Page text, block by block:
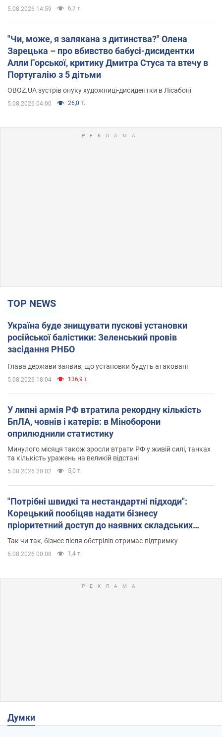
5.08.2026 14:59 6,7 т.
"Чи, може, я залякана з дитинства?" Олена
Зарецька – про вбивство бабусі-дисидентки
Алли Горської, критику Дмитра Стуса та втечу в
Португалію з 5 дітьми
OBOZ.UA зустрів онуку художниці-дисидентки в Лісабоні
5.08.2026 04:00 26,0 т.
TOP NEWS
Україна буде знищувати пускові установки
російської балістики: Зеленський провів
засідання РНБО
Глава держави заявив, що установки будуть атаковані
5.08.2026 18:04 136,9 т.
У липні армія РФ втратила рекордну кількість
БпЛА, човнів і катерів: в Міноборони
оприлюднили статистику
Минулого місяця також зросли втрати РФ у живій силі, танках
та кількість уражень на великій відстані
5.08.2026 20:02 5,0 т.
"Потрібні швидкі та нестандартні підходи":
Корецький пообіцяв надати бізнесу
пріоритетний доступ до наявних складських
приміщень
Так чи так, бізнес після обстрілів отримає підтримку
6.08.2026 00:08 1,4 т.
Думки